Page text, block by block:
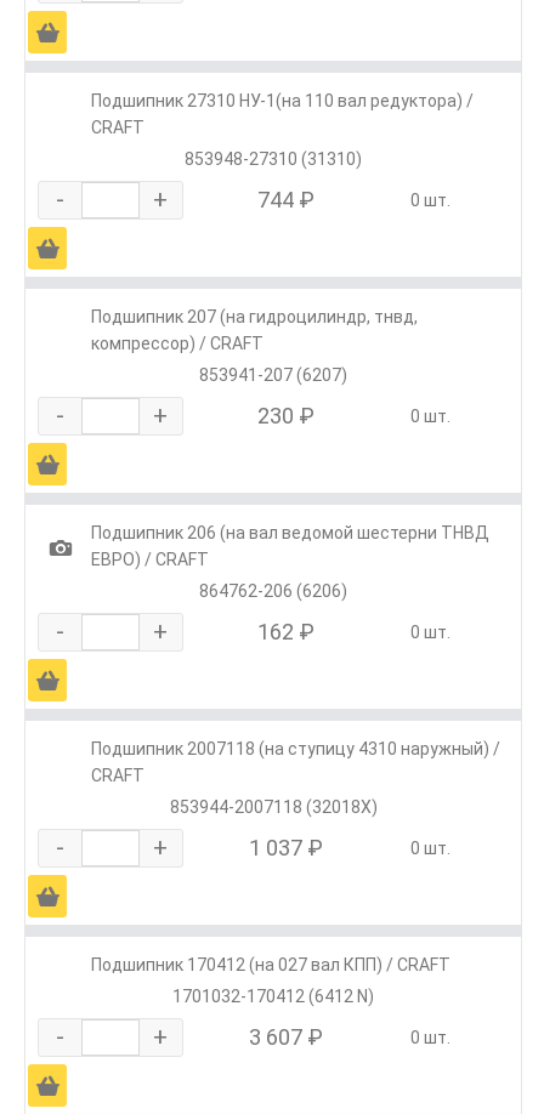
Ä
Подшипник 27310 НУ-1(на 110 вал редуктора) /
CRAFT
853948-27310 (31310)
- + 744 ₽ 0 шт.
Ä
Подшипник 207 (на гидроцилиндр, тнвд,
компрессор) / CRAFT
853941-207 (6207)
- + 230 ₽ 0 шт.
Ä
1
Подшипник 206 (на вал ведомой шестерни ТНВД
ЕВРО) / CRAFT
864762-206 (6206)
- + 162 ₽ 0 шт.
Ä
Подшипник 2007118 (на ступицу 4310 наружный) /
CRAFT
853944-2007118 (32018X)
- + 1 037 ₽ 0 шт.
Ä
Подшипник 170412 (на 027 вал КПП) / CRAFT
1701032-170412 (6412 N)
- + 3 607 ₽ 0 шт.
Ä